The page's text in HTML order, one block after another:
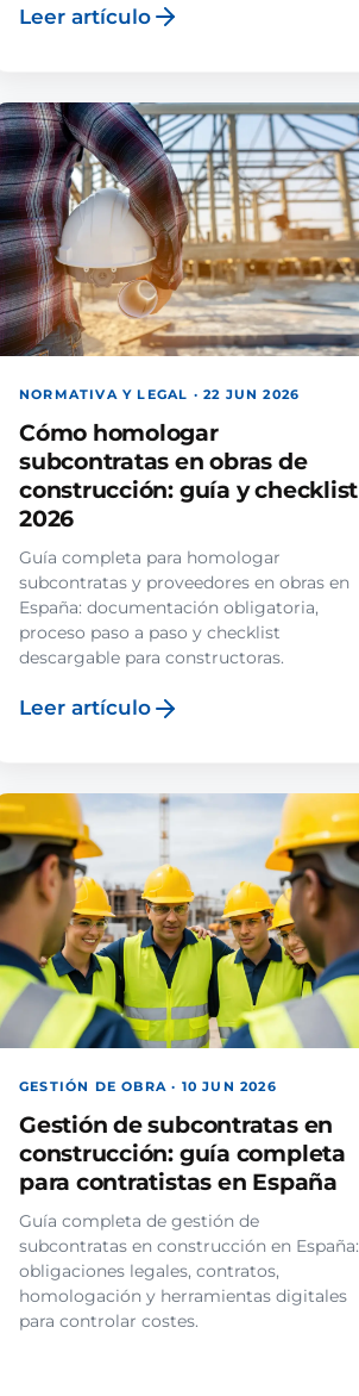
Leer artículo
NORMATIVA Y LEGAL · 22 JUN 2026
Cómo homologar
subcontratas en obras de
construcción: guía y checklist
2026
Guía completa para homologar
subcontratas y proveedores en obras en
España: documentación obligatoria,
proceso paso a paso y checklist
descargable para constructoras.
Leer artículo
GESTIÓN DE OBRA · 10 JUN 2026
Gestión de subcontratas en
construcción: guía completa
para contratistas en España
Guía completa de gestión de
subcontratas en construcción en España:
obligaciones legales, contratos,
homologación y herramientas digitales
para controlar costes.